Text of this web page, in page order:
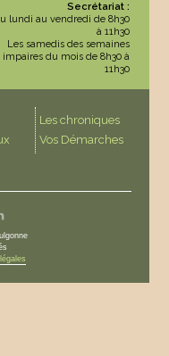
Secrétariat :
lundi au vendredi de 8h30
à 11h30
Les samedis des semaines
impaires du mois de 8h30 à
11h30
Les chroniques
Vos Démarches